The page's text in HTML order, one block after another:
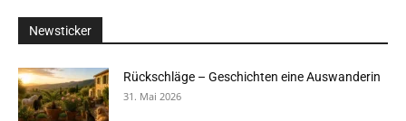
Newsticker
Rückschläge – Geschichten eine Auswanderin
31. Mai 2026